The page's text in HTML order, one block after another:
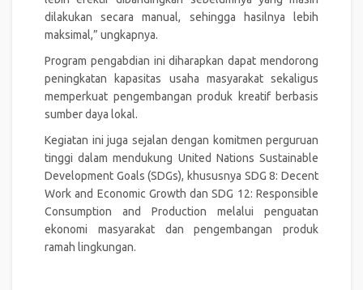
dilakukan secara manual, sehingga hasilnya lebih
maksimal,” ungkapnya.
Program pengabdian ini diharapkan dapat mendorong
peningkatan kapasitas usaha masyarakat sekaligus
memperkuat pengembangan produk kreatif berbasis
sumber daya lokal.
Kegiatan ini juga sejalan dengan komitmen perguruan
tinggi dalam mendukung United Nations Sustainable
Development Goals (SDGs), khususnya SDG 8: Decent
Work and Economic Growth dan SDG 12: Responsible
Consumption and Production melalui penguatan
ekonomi masyarakat dan pengembangan produk
ramah lingkungan.